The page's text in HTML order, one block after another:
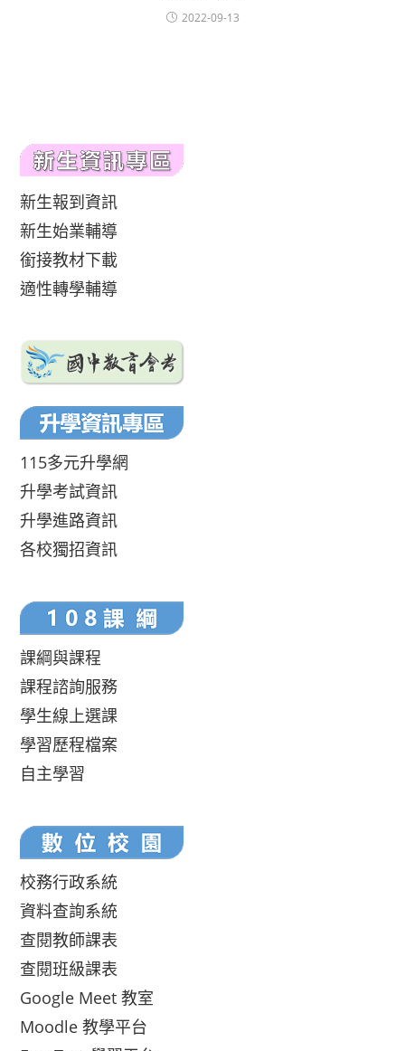
2022-09-13
新生報到資訊
新生始業輔導
銜接教材下載
適性轉學輔導
115多元升學網
升學考試資訊
升學進路資訊
各校獨招資訊
課綱與課程
課程諮詢服務
學生線上選課
學習歷程檔案
自主學習
校務行政系統
資料查詢系統
查閱教師課表
查閱班級課表
Google Meet 教室
Moodle 教學平台